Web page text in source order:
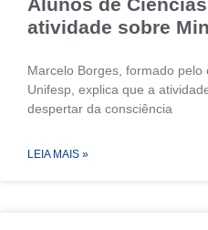
atividade sobre
Marcelo Borges, formado pelo
Unifesp, explica que a
despertar da consciência
LEIA MAIS »